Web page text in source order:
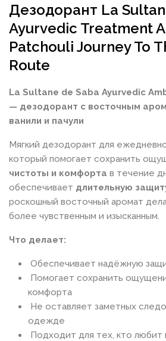
Дезодорант La
Ayurvedic Treatment
Patchouli Journey To
Route
La Sultane de Saba Ayurvedic
— дезодорант с восточным
ванили и пачули
Мягкий дезодорант для
который помогает сохранить
чистоты и комфорта в течение
обеспечивает длительную
роскошный восточный аромат
более чувственным и изысканным.
Что делает:
Обеспечивает надёжную
Помогает сохранить
комфорта
Не оставляет заметных
одежде
Подходит для тех, кто любит